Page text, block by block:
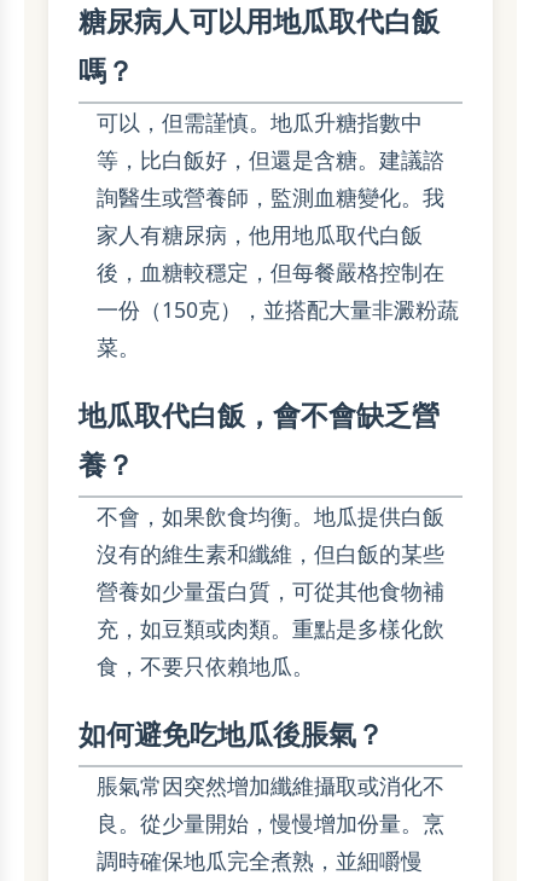
糖尿病人可以用地瓜取代白飯
嗎？
可以，但需謹慎。地瓜升糖指數中
等，比白飯好，但還是含糖。建議諮
詢醫生或營養師，監測血糖變化。我
家人有糖尿病，他用地瓜取代白飯
後，血糖較穩定，但每餐嚴格控制在
一份（150克），並搭配大量非澱粉蔬
菜。
地瓜取代白飯，會不會缺乏營
養？
不會，如果飲食均衡。地瓜提供白飯
沒有的維生素和纖維，但白飯的某些
營養如少量蛋白質，可從其他食物補
充，如豆類或肉類。重點是多樣化飲
食，不要只依賴地瓜。
如何避免吃地瓜後脹氣？
脹氣常因突然增加纖維攝取或消化不
良。從少量開始，慢慢增加份量。烹
調時確保地瓜完全煮熟，並細嚼慢